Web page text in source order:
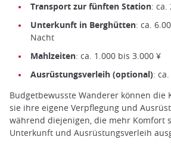
Transport zur fünften Station: ca.
Unterkunft in Berghütten: ca.
Nacht
Mahlzeiten: ca. 1.000 bis 3.000 ¥
Ausrüstungsverleih (optional):
Budgetbewusste Wanderer können die
sie ihre eigene Verpflegung und
während diejenigen, die mehr Komfort
Unterkunft und Ausrüstungsverleih